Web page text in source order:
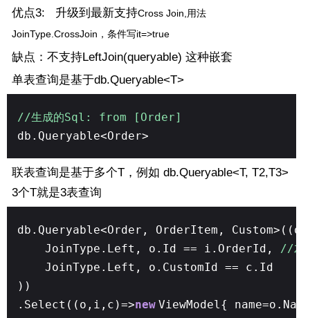
优点3: 升级到最新支持Cross Join,用法
JoinType.CrossJoin，条件写it=>true
缺点：不支持LeftJoin(queryable) 这种嵌套
单表查询是基于db.Queryable<T>
//生成的Sql: from [Order]
db.Queryable<Order>
联表查询是基于多个T，例如 db.Queryable<T, T2,T3>
3个T就是3表查询
db.Queryable<Order, OrderItem,
JoinType.Left, o.Id == i.OrderId, //左
JoinType.Left, o.CustomId == c.Id
))
.Select((o,i,c)=>new ViewModel{